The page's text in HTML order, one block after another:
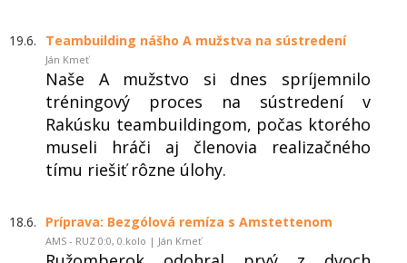
19.6. Teambuilding nášho A mužstva na sústredení
Ján Kmeť
Naše A mužstvo si dnes spríjemnilo
tréningový proces na sústredení v
Rakúsku teambuildingom, počas ktorého
museli hráči aj členovia realizačného
tímu riešiť rôzne úlohy.
18.6. Príprava: Bezgólová remíza s Amstettenom
AMS - RUZ 0:0, 0.kolo | Ján Kmeť